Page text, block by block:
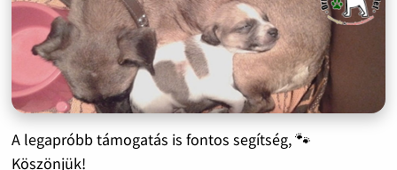
A legapróbb támogatás is fontos segítség, 🐾
Köszönjük!